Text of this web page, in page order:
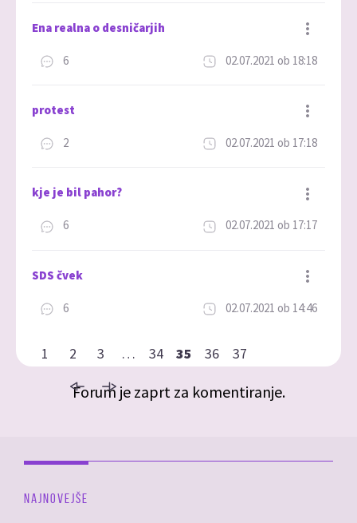
Ena realna o desničarjih
6 02.07.2021 ob 18:18
protest
2 02.07.2021 ob 17:18
kje je bil pahor?
6 02.07.2021 ob 17:17
SDS čvek
6 02.07.2021 ob 14:46
1 2 3 … 34 35 36 37
Forum je zaprt za komentiranje.
NAJNOVEJŠE